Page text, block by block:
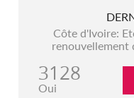
Côte d'Ivoire:
renouvellement
3128
Oui